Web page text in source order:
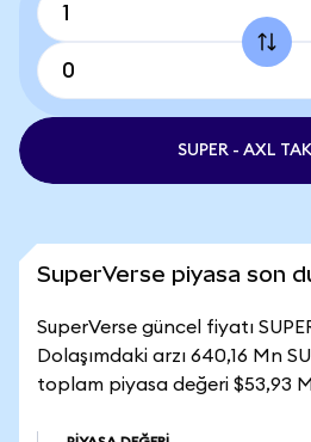
SUPER - AXL
SuperVerse piyasa son
SuperVerse güncel fiyatı
Dolaşımdaki arzı 640,16 Mn
toplam piyasa değeri $53,93